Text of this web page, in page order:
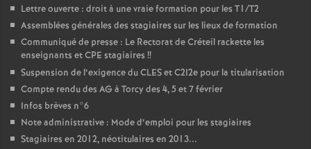
Lettre ouverte : droit à une vraie formation pour les T1/T2
Assemblées générales des stagiaires sur les lieux de formation
Communiqué de presse : Le Rectorat de Créteil rackette les
enseignants etCPE stagiaires !!
Suspension de l’exigence duCLESet C2I2e pour la titularisation
Compte rendu des AG à Torcy des 4, 5 et 7 février
Infos brèves n°6
Note administrative : Mode d’emploi pour les stagiaires
Stagiaires en 2012, néotitulaires en 2013...